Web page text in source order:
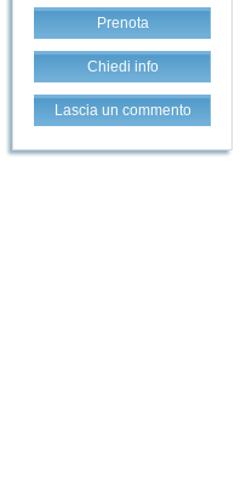
Prenota
Chiedi info
Lascia un commento